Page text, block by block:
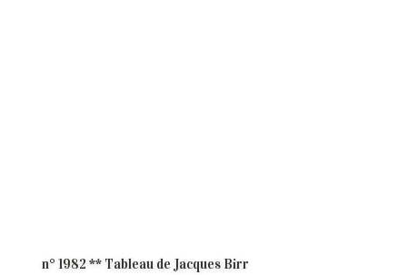
n° 1982 ** Tableau de Jacques Birr